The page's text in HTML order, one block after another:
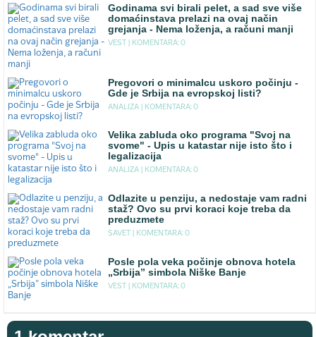
Godinama svi birali pelet, a sad sve više
domaćinstava prelazi na ovaj način
grejanja - Nema loženja, a računi manji
VEST | KOMENTARA: 0
Pregovori o minimalcu uskoro počinju -
Gde je Srbija na evropskoj listi?
ANALIZA | KOMENTARA: 0
Velika zabluda oko programa "Svoj na
svome" - Upis u katastar nije isto što i
legalizacija
ANALIZA | KOMENTARA: 0
Odlazite u penziju, a nedostaje vam radni
staž? Ovo su prvi koraci koje treba da
preduzmete
SAVET | KOMENTARA: 0
Posle pola veka počinje obnova hotela
„Srbija” simbola Niške Banje
VEST | KOMENTARA: 0